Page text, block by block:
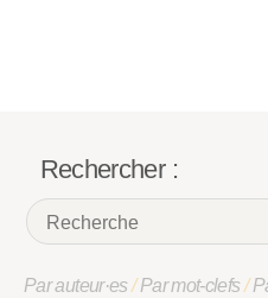
Rechercher :
Par auteur·es/Par mot-clefs/